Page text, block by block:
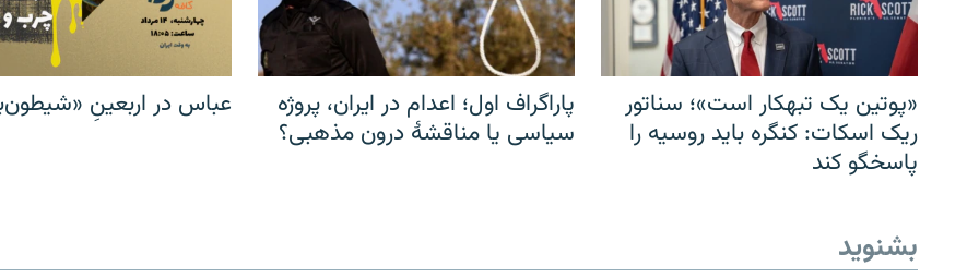
«پوتین یک تبهکار است»؛ سناتور
ریک اسکات: کنگره باید روسیه را
پاسخگو کند
پاراگراف اول؛ اعدام در ایران، پروژه
سیاسی یا مناقشهٔ درون مذهبی؟
عباس در اربعینِ
بشنوید